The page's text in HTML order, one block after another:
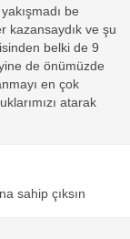
be
kazansaydık ve şu
belki de 9
de önümüzde
en çok
atarak
sahip çıksın